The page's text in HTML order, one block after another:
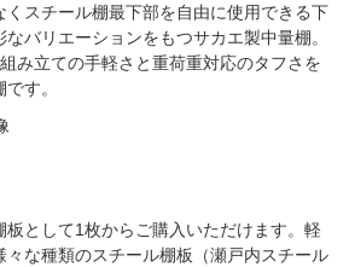
スチール棚最下部を自由に使用できる下
なバリエーションをもつサカエ製中量棚。
み立ての手軽さと重荷重対応のタフさを
す。
板 として1枚からご購入いただけます。軽
な種類のスチール棚板（瀬戸内スチール